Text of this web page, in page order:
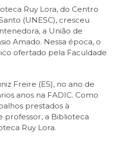
Ruy Lora, do Centro
(UNESC), cresceu
a União de
Amado. Nessa época, o
ofertado pela Faculdade
Freire (ES), no ano de
anos na FADIC. Como
prestados à
professor, a Biblioteca
Ruy Lora.